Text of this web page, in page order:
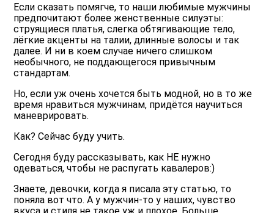
Если сказать помягче, то наши любимые мужчины
предпочитают более женственные силуэты:
струящиеся платья, слегка обтягивающие тело,
лёгкие акценты на талии, длинные волосы и так
далее. И ни в коем случае ничего слишком
необычного, не поддающегося привычным
стандартам.
Но, если уж очень хочется быть модной, но в то же
время нравиться мужчинам, придётся научиться
маневрировать.
Как? Сейчас буду учить.
Сегодня буду рассказывать, как НЕ нужно
одеваться, чтобы не распугать кавалеров:)
Знаете, девочки, когда я писала эту статью, то
поняла вот что. А у мужчин-то у наших, чувство
вкуса и стиля не такое уж и плохое. Больше